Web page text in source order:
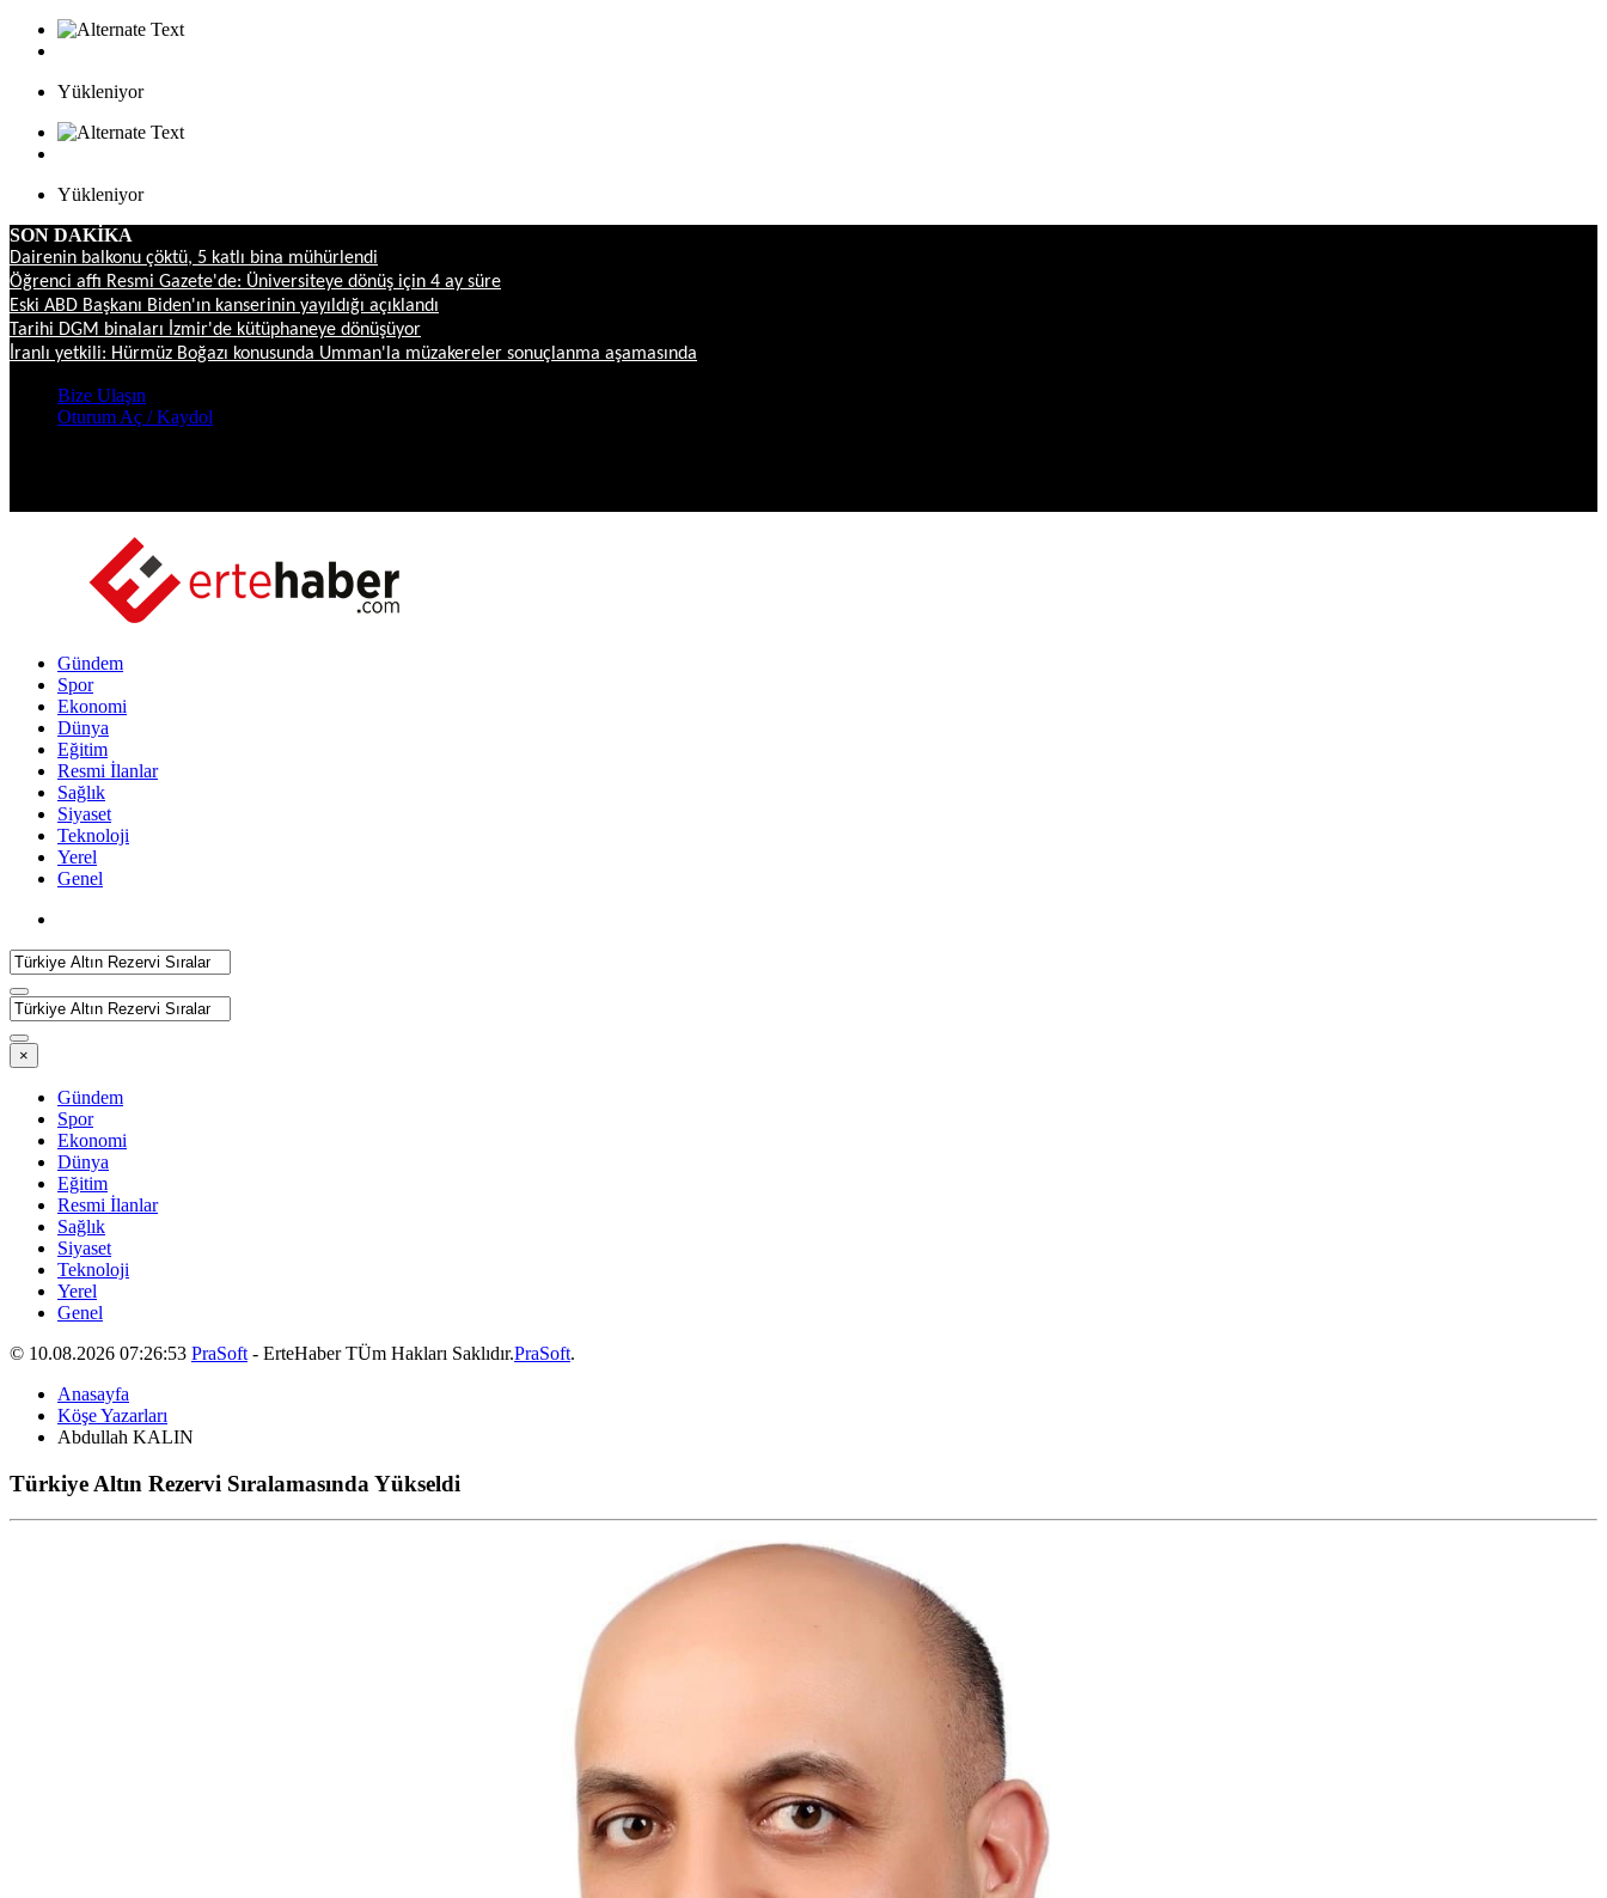
Yükleniyor
Yükleniyor
SON DAKİKA
Dairenin balkonu çöktü, 5 katlı bina mühürlendi
Öğrenci affı Resmi Gazete'de: Üniversiteye dönüş için 4 ay süre
Eski ABD Başkanı Biden'ın kanserinin yayıldığı açıklandı
Tarihi DGM binaları İzmir'de kütüphaneye dönüşüyor
İranlı yetkili: Hürmüz Boğazı konusunda Umman'la müzakereler sonuçlanma aşamasında
Bize Ulaşın
Oturum Aç / Kaydol
Gündem
Spor
Ekonomi
Dünya
Eğitim
Resmi İlanlar
Sağlık
Siyaset
Teknoloji
Yerel
Genel
×
Gündem
Spor
Ekonomi
Dünya
Eğitim
Resmi İlanlar
Sağlık
Siyaset
Teknoloji
Yerel
Genel
© 10.08.2026 07:26:53 PraSoft - ErteHaber TÜm Hakları Saklıdır.PraSoft.
Anasayfa
Köşe Yazarları
Abdullah KALIN
Türkiye Altın Rezervi Sıralamasında Yükseldi